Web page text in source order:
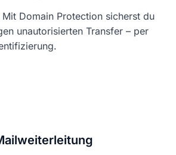
Domain Protection sicherst du
unautorisierten Transfer – per